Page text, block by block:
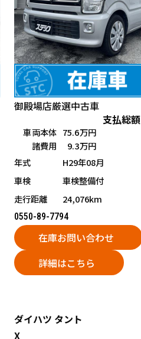
御殿場店厳選中古車
支払総額
車両本体 75.6万円
諸費用
9.3万円
年式
H29年08月
車検
車検整備付
走行距離
24,076km
0550-89-7794
在庫お問い合わせ
詳細はこちら
ダイハツ タント
X